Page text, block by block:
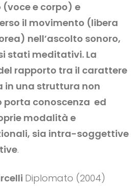
e corpo) e
il movimento (libera
nell’ascolto sonoro,
stati meditativi. La
rapporto tra il carattere
in una struttura non
porta conoscenza ed
modalità e
sia intra-soggettive
.
Diplomato (2004)